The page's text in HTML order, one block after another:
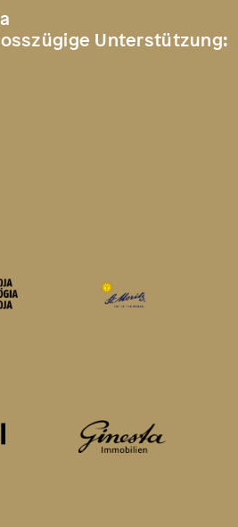
Unterstützung: